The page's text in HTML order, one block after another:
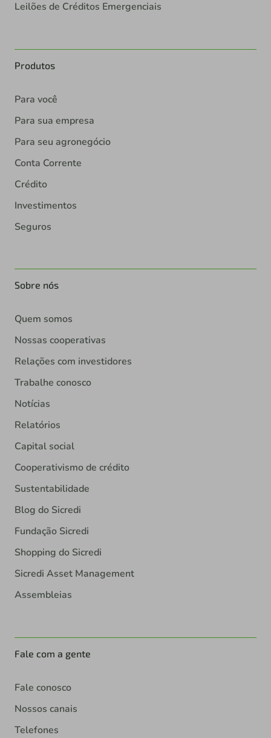
Leilões de Créditos Emergenciais
Produtos
Para você
Para sua empresa
Para seu agronegócio
Conta Corrente
Crédito
Investimentos
Seguros
Sobre nós
Quem somos
Nossas cooperativas
Relações com investidores
Trabalhe conosco
Notícias
Relatórios
Capital social
Cooperativismo de crédito
Sustentabilidade
Blog do Sicredi
Fundação Sicredi
Shopping do Sicredi
Sicredi Asset Management
Assembleias
Fale com a gente
Fale conosco
Nossos canais
Telefones